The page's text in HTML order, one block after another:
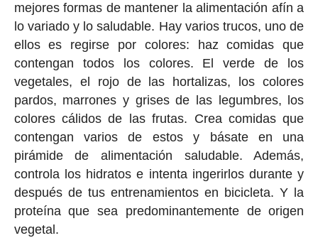
mejores formas de mantener la alimentación afín a
lo variado y lo saludable. Hay varios trucos, uno de
ellos es regirse por colores: haz comidas que
contengan todos los colores. El verde de los
vegetales, el rojo de las hortalizas, los colores
pardos, marrones y grises de las legumbres, los
colores cálidos de las frutas. Crea comidas que
contengan varios de estos y básate en una
pirámide de alimentación saludable. Además,
controla los hidratos e intenta ingerirlos durante y
después de tus entrenamientos en bicicleta. Y la
proteína que sea predominantemente de origen
vegetal.